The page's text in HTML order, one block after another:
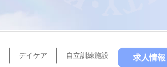
デイケア 自立訓練施設 求人情報